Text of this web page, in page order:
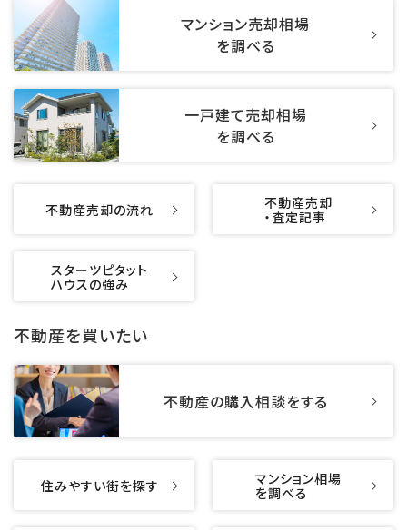
マンション売却相場
を調べる
一戸建て売却相場
を調べる
不動産売却の流れ
不動産売却
・査定記事
スターツピタット
ハウスの強み
不動産を買いたい
不動産の購入相談をする
住みやすい街を探す
マンション相場
を調べる